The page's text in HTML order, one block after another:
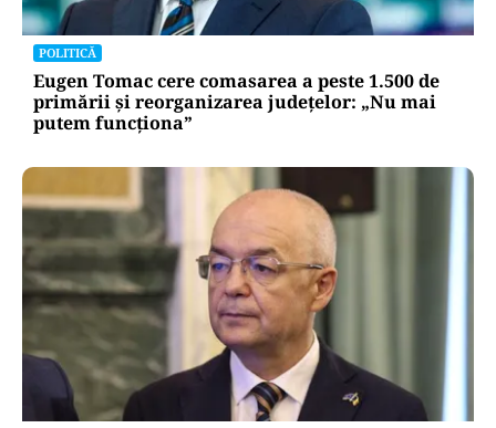
POLITICĂ
Eugen Tomac cere comasarea a peste 1.500 de
primării și reorganizarea județelor: „Nu mai
putem funcționa”